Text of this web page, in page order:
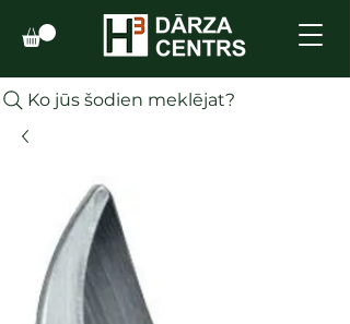
Ko jūs šodien meklējat?